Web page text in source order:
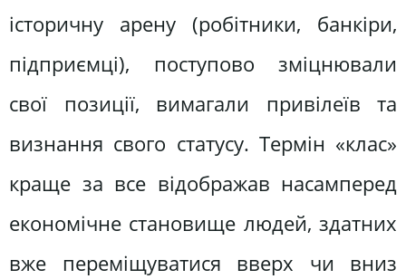
історичну арену (робітники, банкіри,
підприємці), поступово зміцнювали
свої позиції, вимагали привілеїв та
визнання свого статусу. Термін «клас»
краще за все відображав насамперед
економічне становище людей, здатних
вже переміщуватися вверх чи вниз